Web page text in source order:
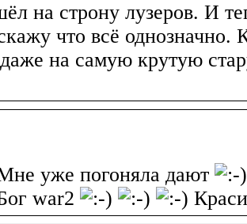
на строну лузеров. И
что всё однозначно.
на самую крутую
уже погоняла дают
war2